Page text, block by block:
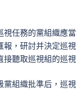
任務的黨組織應
報，研討并決定巡
聽取巡視組的巡
組織批準后，巡